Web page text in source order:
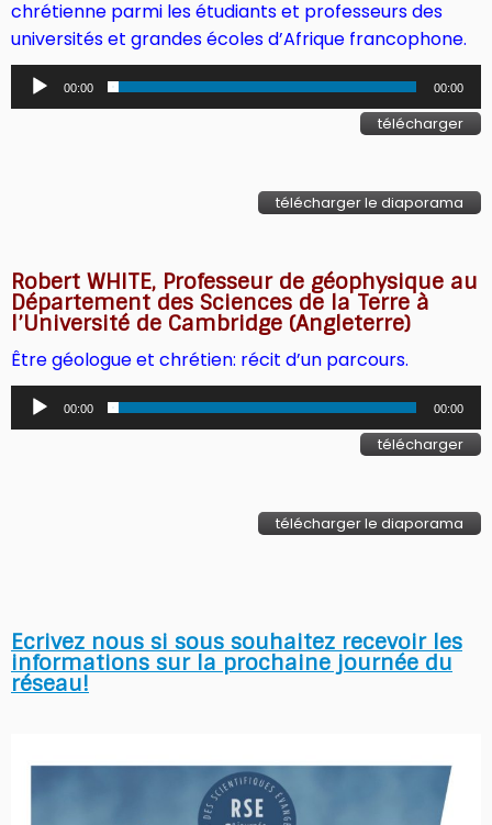
chrétienne parmi les étudiants et professeurs des
universités et grandes écoles d’Afrique francophone.
Lecteur
audio
00:00 00:00
télécharger
télécharger le diaporama
Robert WHITE, Professeur de géophysique au
Département des Sciences de la Terre à
l’Université de Cambridge (Angleterre)
Être géologue et chrétien: récit d’un parcours.
Lecteur
audio
00:00 00:00
télécharger
télécharger le diaporama
Ecrivez nous si sous souhaitez recevoir les
informations sur la prochaine journée du
réseau!